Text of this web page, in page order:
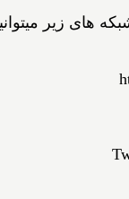
های زیر